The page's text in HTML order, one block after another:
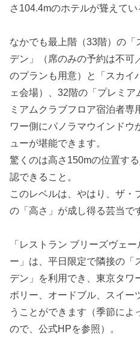
さ104.4mのホテルが聳えてい
なかでも最上階（33階）の
デン」（席のみの予約は不可
のプランも用意）と「スカイ
ェ会場）、32階の「プレミ
ミアムクラブフロア宿泊者専
ワー側にパノラマウインドウ
ューが堪能できます。
驚くのは高さ150mの位置する
認できること。
このレベルは、やはり、ザ・
の「高さ」が成し得る芸当で
「レストラン ブリーズヴェ
ー」は、平日限定で隣接の「
デン」を利用でき、東京タワ
ボリー、オードブル、スイー
うことができます（季節によ
ので、公式HPを参照）。